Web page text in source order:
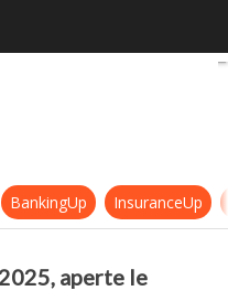
Awards 2025,
BankingUp InsuranceUp
aperte le